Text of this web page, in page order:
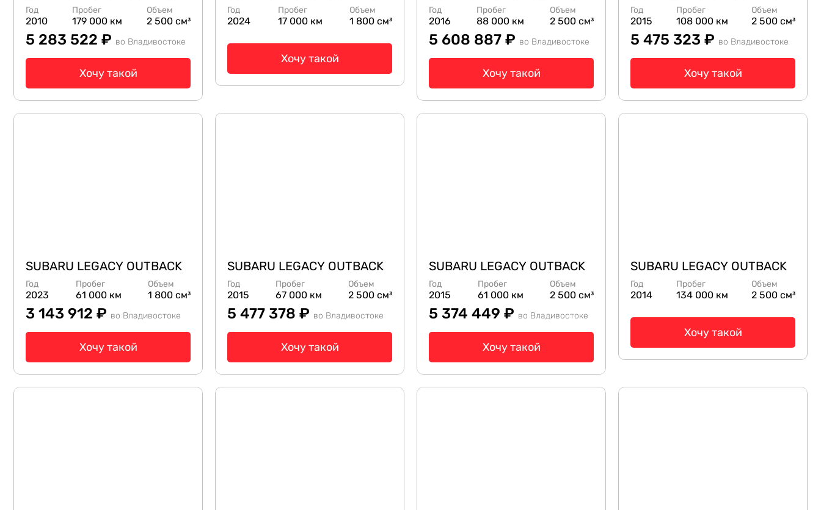
Год
2010
Пробег
179 000 км
Объем
2 500 см³
5 283 522 ₽ во Владивостоке
Хочу такой
Год
2024
Пробег
17 000 км
Объем
1 800 см³
Хочу такой
Год
2016
Пробег
88 000 км
Объем
2 500 см³
5 608 887 ₽ во Владивостоке
Хочу такой
Год
2015
Пробег
108 000 км
Объем
2 500 см³
5 475 323 ₽ во Владивостоке
Хочу такой
SUBARU LEGACY OUTBACK
Год
2023
Пробег
61 000 км
Объем
1 800 см³
3 143 912 ₽ во Владивостоке
Хочу такой
SUBARU LEGACY OUTBACK
Год
2015
Пробег
67 000 км
Объем
2 500 см³
5 477 378 ₽ во Владивостоке
Хочу такой
SUBARU LEGACY OUTBACK
Год
2015
Пробег
61 000 км
Объем
2 500 см³
5 374 449 ₽ во Владивостоке
Хочу такой
SUBARU LEGACY OUTBACK
Год
2014
Пробег
134 000 км
Объем
2 500 см³
Хочу такой